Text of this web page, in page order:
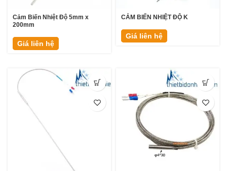
Cảm Biến Nhiệt Độ 5mm x
200mm
Giá liên hệ
CẢM BIẾN NHIỆT ĐỘ K
Giá liên hệ